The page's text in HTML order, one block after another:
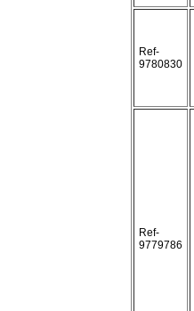
Ref-
9780830
Ref-
9779786